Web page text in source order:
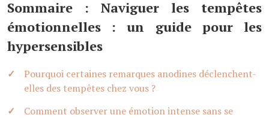
Sommaire : Naviguer les tempêtes
émotionnelles : un guide pour les
hypersensibles
Pourquoi certaines remarques anodines déclenchent-
elles des tempêtes chez vous ?
Comment observer une émotion intense sans se